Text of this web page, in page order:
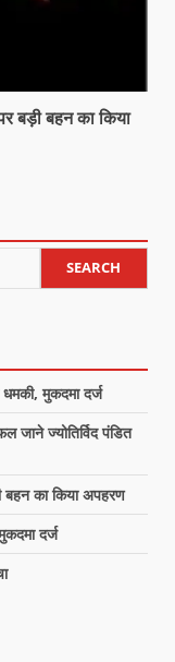
बड़ी बहन का किया
SEARCH
मुकदमा दर्ज
जाने ज्योतिर्विद पंडित
का किया अपहरण
दर्ज